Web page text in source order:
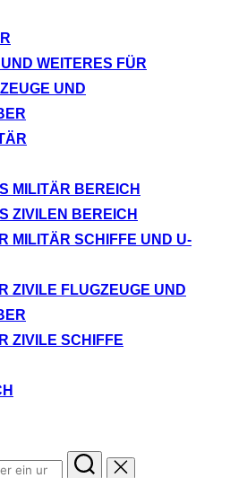
WEITERES FÜR
UND
MILITÄR BEREICH
ZIVILEN BEREICH
MILITÄR SCHIFFE UND U-
ZIVILE FLUGZEUGE UND
ZIVILE SCHIFFE